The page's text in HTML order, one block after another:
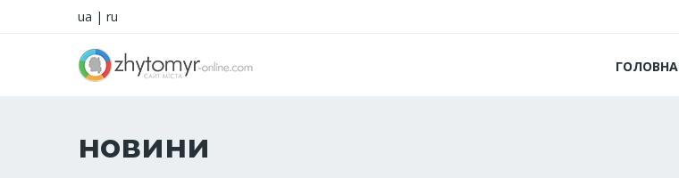
ua | ru
ГОЛОВНА
новини